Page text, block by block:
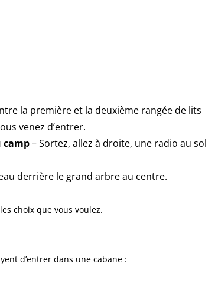
la première et la deuxième rangée de lits
venez d’entrer.
camp– Sortez, allez à droite, une radio au sol
derrière le grand arbre au centre.
choix que vous voulez.
d’entrer dans une cabane :